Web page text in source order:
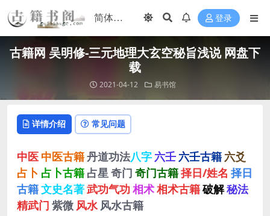
登录
古籍网 吴明修-三元地理大玄空秘旨浅说 网盘下
载
2021-04-12 易书馆
详情介绍 常见问题
中医 中医古籍丹道功法八字 六壬 六壬古籍 六爻
占卜 占卜古籍 占星 奇门 奇门古籍择日/姓名 择日
古籍文史名著武功气功 相术相术古籍破解秘法
精武门 紫微 风水 风水古籍